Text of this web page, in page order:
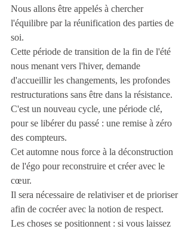
Nous allons être appelés à chercher
l'équilibre par la réunification des parties de
soi.
Cette période de transition de la fin de l'été
nous menant vers l'hiver, demande
d'accueillir les changements, les profondes
restructurations sans être dans la résistance.
C'est un nouveau cycle, une période clé,
pour se libérer du passé : une remise à zéro
des compteurs.
Cet automne nous force à la déconstruction
de l'égo pour reconstruire et créer avec le
cœur.
Il sera nécessaire de relativiser et de prioriser
afin de cocréer avec la notion de respect.
Les choses se positionnent : si vous laissez